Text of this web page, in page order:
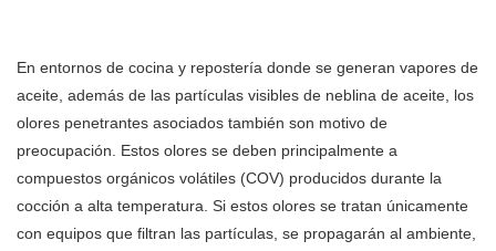
En entornos de cocina y repostería donde se generan vapores de
aceite, además de las partículas visibles de neblina de aceite, los
olores penetrantes asociados también son motivo de
preocupación. Estos olores se deben principalmente a
compuestos orgánicos volátiles (COV) producidos durante la
cocción a alta temperatura. Si estos olores se tratan únicamente
con equipos que filtran las partículas, se propagarán al ambiente,